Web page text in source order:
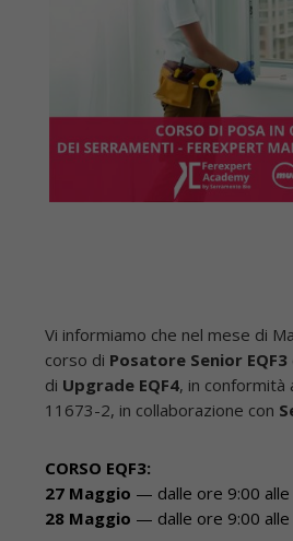
Vi informiamo che nel mese di
corso di Posatore Senior EQF3
di Upgrade EQF4, in conformità
11673-2, in collaborazione con
CORSO EQF3:
27 Maggio — dalle ore 9:00
28 Maggio — dalle ore 9:00